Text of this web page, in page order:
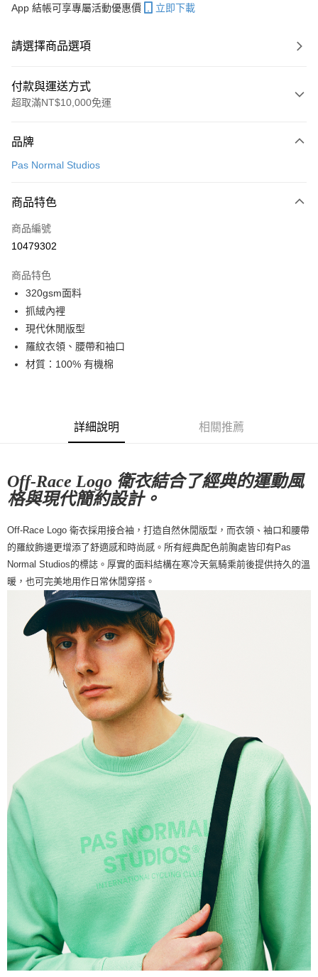
App 結帳可享專屬活動優惠價 立即下載
請選擇商品選項
付款與運送方式
超取滿NT$10,000免運
信用卡一次付款
LINE Pay
Apple Pay
運送方式
全家店到店
每筆NT$80，滿NT$10,000(含以上)免運費
付款後全家取貨
每筆NT$80，滿NT$10,000(含以上)免運費
每筆NT$80，滿NT$10,000(含以上)免運費
宅配
品牌
Pas Normal Studios
商品特色
商品編號
10479302
商品特色
320gsm面料
抓絨內裡
現代休閒版型
羅紋衣領、腰帶和袖口
材質：100% 有機棉
詳細說明 相關推薦
Off-Race Logo 衛衣結合了經典的運動風
格與現代簡約設計。
Off-Race Logo 衛衣採用接合袖，打造自然休閒版型，而衣領、袖口和腰帶
的羅紋飾邊更增添了舒適感和時尚感。所有經典配色前胸處皆印有Pas
Normal Studios的標誌。厚實的面料結構在寒冷天氣騎乘前後提供持久的溫
暖，也可完美地用作日常休閒穿搭。